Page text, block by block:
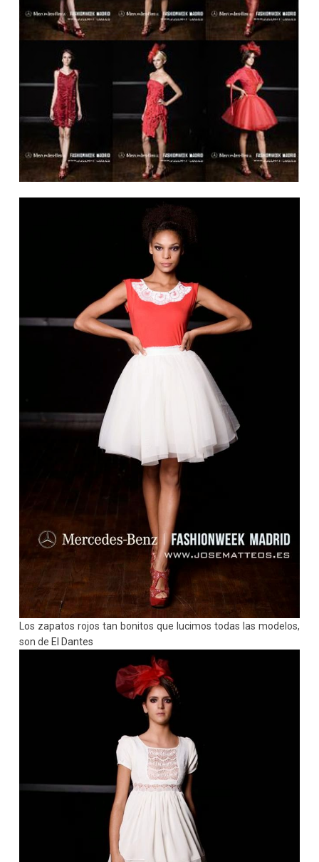
Los zapatos rojos tan bonitos que lucimos todas las modelos,
son de El Dantes